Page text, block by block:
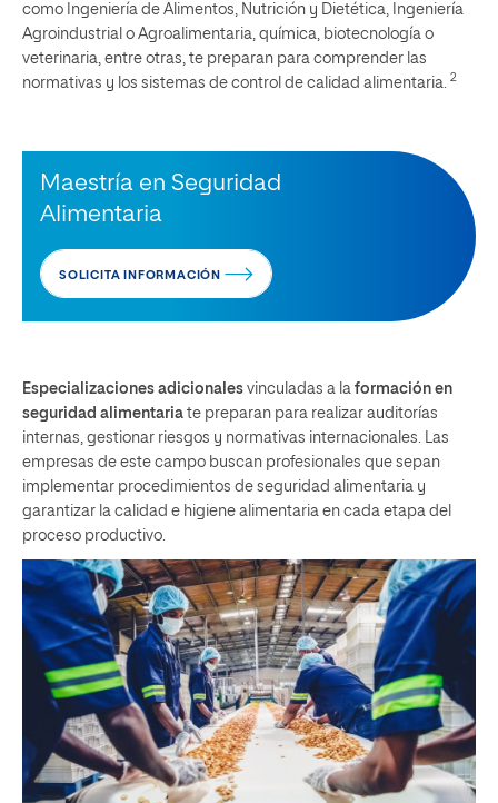
como Ingeniería de Alimentos, Nutrición y Dietética, Ingeniería
Agroindustrial o Agroalimentaria, química, biotecnología o
veterinaria, entre otras, te preparan para comprender las
normativas y los sistemas de control de calidad alimentaria.
2
Maestría en Seguridad
Alimentaria
SOLICITA INFORMACIÓN
Especializaciones adicionales vinculadas a la formación en
seguridad alimentaria te preparan para realizar auditorías
internas, gestionar riesgos y normativas internacionales. Las
empresas de este campo buscan profesionales que sepan
implementar procedimientos de seguridad alimentaria y
garantizar la calidad e higiene alimentaria en cada etapa del
proceso productivo.